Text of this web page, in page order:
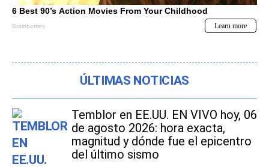
ÚLTIMAS NOTICIAS
Temblor en EE.UU. EN VIVO hoy, 06
de agosto 2026: hora exacta,
magnitud y dónde fue el epicentro
del último sismo